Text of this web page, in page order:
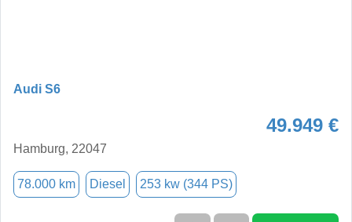
Audi S6
49.949 €
Hamburg, 22047
78.000 km Diesel 253 kw (344 PS)